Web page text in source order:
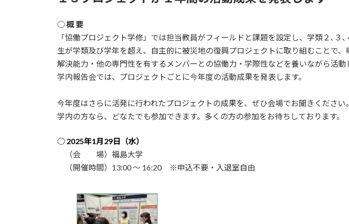
○概 要
「協働プロジェクト学修」では担当教員がフィールドと課題を設定し、学類２､３
生が学類及び学年を超え、自主的に被災地の復興プロジェクトに取り組むことで、
解決能力・他の専門性を有するメンバーとの協働力・学際性などを養いながら活動
学内報告会では、プロジェクトごとに今年度の活動成果を発表します。
今年度はさらに活発に行われたプロジェクトの成果を、ぜひ会場でお聞きください。
学内の方なら、どなたでも参加できます。多くの方の参加をお待ちしております。
○ 2025年1月29日（水）
（会 場）福島大学
（開催時間）13:00 ～ 16:20 ※申込不要・入退室自由